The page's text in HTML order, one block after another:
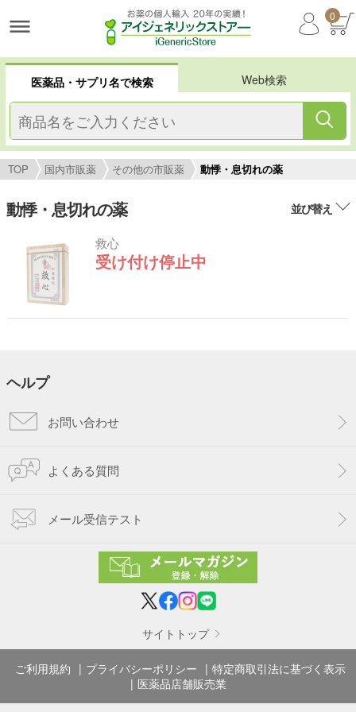
0
医薬品・サプリ名で検索 Web検索
TOP 国内市販薬 その他の市販薬 動悸・息切れの薬
動悸・息切れの薬 並び替え
救心
受け付け停止中
ヘルプ
お問い合わせ
よくある質問
メール受信テスト
サイトトップ
ご利用規約 プライバシーポリシー
特定商取引法に基づく表示
医薬品店舗販売業